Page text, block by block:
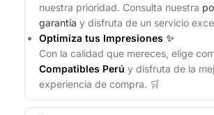
nuestra prioridad. Consulta nuestra
garantía y disfruta de un servicio
Optimiza tus Impresiones ✨
Con la calidad que mereces, elige
Compatibles Perú y disfruta de la
experiencia de compra. 🛒